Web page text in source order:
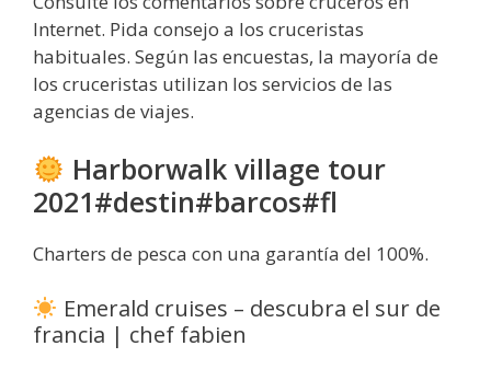
Internet. Pida consejo a los cruceristas
habituales. Según las encuestas, la mayoría de
los cruceristas utilizan los servicios de las
agencias de viajes.
Harborwalk village tour
2021#destin#barcos#fl
Charters de pesca con una garantía del 100%.
Emerald cruises – descubra el sur de
francia | chef fabien